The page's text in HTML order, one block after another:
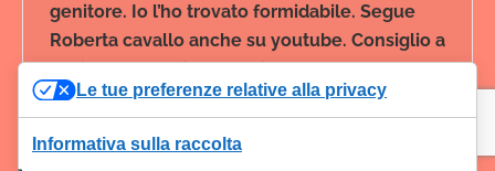
genitore. Io l’ho trovato formidabile. Segue
Roberta cavallo anche su youtube. Consiglio a
tutti la lettura di questo libro. Antonella
Le tue preferenze relative alla privacy
Informativa sulla raccolta